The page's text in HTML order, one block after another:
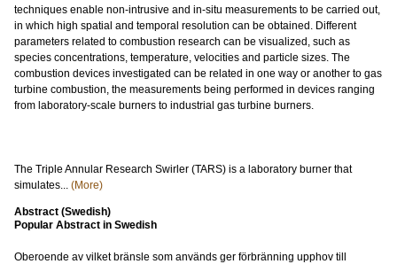
techniques enable non-intrusive and in-situ measurements to be carried out,
in which high spatial and temporal resolution can be obtained. Different
parameters related to combustion research can be visualized, such as
species concentrations, temperature, velocities and particle sizes. The
combustion devices investigated can be related in one way or another to gas
turbine combustion, the measurements being performed in devices ranging
from laboratory-scale burners to industrial gas turbine burners.
The Triple Annular Research Swirler (TARS) is a laboratory burner that
simulates... (More)
Abstract (Swedish)
Popular Abstract in Swedish
Oberoende av vilket bränsle som används ger förbränning upphov till